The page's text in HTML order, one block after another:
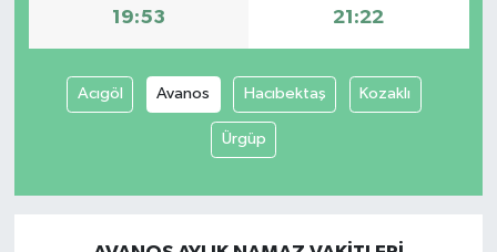
19:53 21:22
Acıgöl Avanos Hacıbektaş Kozaklı
Ürgüp